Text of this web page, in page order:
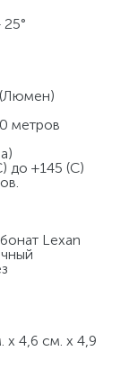
метров
до +145 (С)
Lexan
х 4,6 см. х 4,9